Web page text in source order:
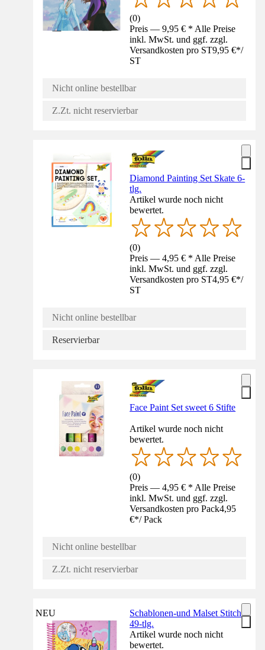
(0)
Preis — 9,95 € * Alle Preise
inkl. MwSt. und ggf. zzgl.
Versandkosten pro ST9,95 €*/
ST
Nicht online bestellbar
Z.Zt. nicht reservierbar
Diamond Painting Set Skate 6-
tlg.
Artikel wurde noch nicht
bewertet.
(0)
Preis — 4,95 € * Alle Preise
inkl. MwSt. und ggf. zzgl.
Versandkosten pro ST4,95 €*/
ST
Nicht online bestellbar
Reservierbar
Face Paint Set sweet 6 Stifte
Artikel wurde noch nicht
bewertet.
(0)
Preis — 4,95 € * Alle Preise
inkl. MwSt. und ggf. zzgl.
Versandkosten pro Pack4,95
€*/ Pack
Nicht online bestellbar
Z.Zt. nicht reservierbar
NEU
Schablonen-und Malset Stitch
49-tlg.
Artikel wurde noch nicht
bewertet.